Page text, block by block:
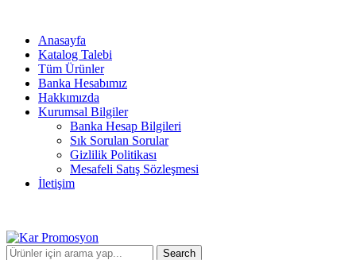
Anasayfa
Katalog Talebi
Tüm Ürünler
Banka Hesabımız
Hakkımızda
Kurumsal Bilgiler
Banka Hesap Bilgileri
Sık Sorulan Sorular
Gizlilik Politikası
Mesafeli Satış Sözleşmesi
İletişim
Search